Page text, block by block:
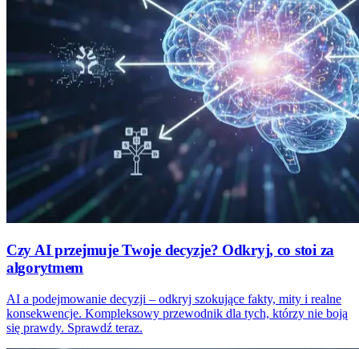
Czy AI przejmuje Twoje decyzje? Odkryj, co stoi za
algorytmem
AI a podejmowanie decyzji – odkryj szokujące fakty, mity i realne
konsekwencje. Kompleksowy przewodnik dla tych, którzy nie boją
się prawdy. Sprawdź teraz.